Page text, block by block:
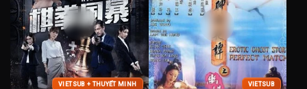
VIETSUB + THUYẾT MINH VIETSUB